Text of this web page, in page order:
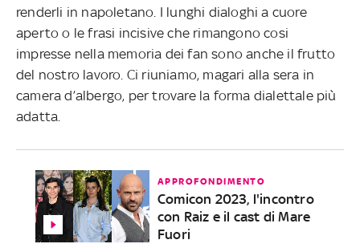
renderli in napoletano. I lunghi dialoghi a cuore
aperto o le frasi incisive che rimangono cosi
impresse nella memoria dei fan sono anche il frutto
del nostro lavoro. Ci riuniamo, magari alla sera in
camera d’albergo, per trovare la forma dialettale più
adatta.
APPROFONDIMENTO
Comicon 2023, l'incontro
con Raiz e il cast di Mare
Fuori